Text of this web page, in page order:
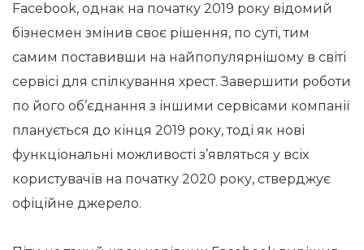
Facebook, однак на початку 2019 року відомий
бізнесмен змінив своє рішення, по суті, тим
самим поставивши на найпопулярнішому в світі
сервісі для спілкування хрест. Завершити роботи
по його об’єднання з іншими сервісами компанії
планується до кінця 2019 року, тоді як нові
функціональні можливості з’являться у всіх
користувачів на початку 2020 року, стверджує
офіційне джерело.